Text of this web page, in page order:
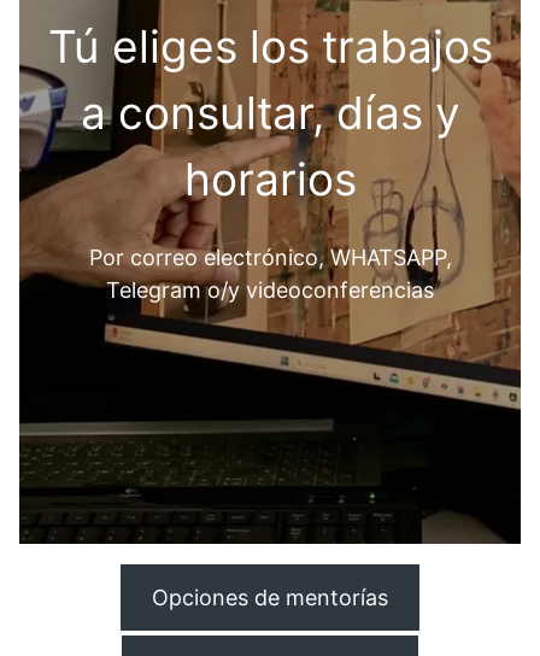
Tú eliges los trabajos
a consultar, días y
horarios
Por correo electrónico, WHATSAPP,
Telegram o/y videoconferencias
Opciones de mentorías